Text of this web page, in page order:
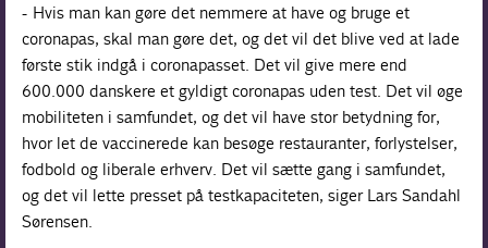
- Hvis man kan gøre det nemmere at have og bruge et
coronapas, skal man gøre det, og det vil det blive ved at lade
første stik indgå i coronapasset. Det vil give mere end
600.000 danskere et gyldigt coronapas uden test. Det vil øge
mobiliteten i samfundet, og det vil have stor betydning for,
hvor let de vaccinerede kan besøge restauranter, forlystelser,
fodbold og liberale erhverv. Det vil sætte gang i samfundet,
og det vil lette presset på testkapaciteten, siger Lars Sandahl
Sørensen.